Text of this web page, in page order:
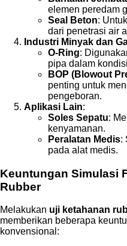
elemen peredam
Seal Beton:
dari penetrasi air
Industri Minyak dan
O-Ring:
pipa dalam
BOP (Blowout
penting untuk
pengeboran.
Aplikasi Lain:
Soles Sepatu:
kenyamanan.
Peralatan Medis:
pada alat medis.
Keuntungan Simulasi
Rubber
Melakukan uji ketahanan
memberikan beberapa
konvensional: